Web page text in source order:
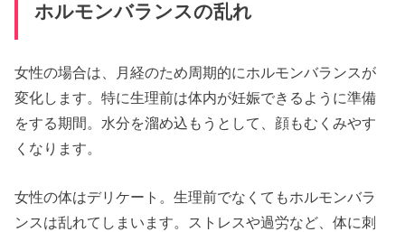
ホルモンバランスの乱れ
女性の場合は、月経のため周期的にホルモンバランスが
変化します。特に生理前は体内が妊娠できるように準備
をする期間。水分を溜め込もうとして、顔もむくみやす
くなります。
女性の体はデリケート。生理前でなくてもホルモンバラ
ンスは乱れてしまいます。ストレスや過労など、体に刺